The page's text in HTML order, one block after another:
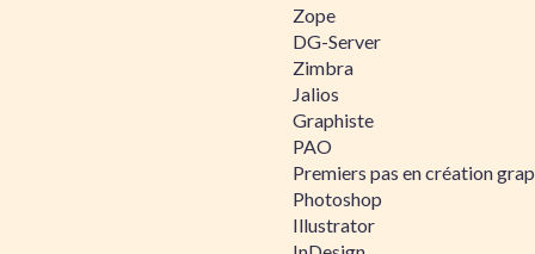
Zope
DG-Server
Zimbra
Jalios
Graphiste
PAO
Premiers pas en création
Photoshop
Illustrator